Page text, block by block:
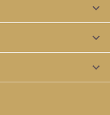


